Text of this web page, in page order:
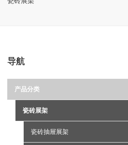
导航
产品分类
瓷砖展架
瓷砖抽屉展架